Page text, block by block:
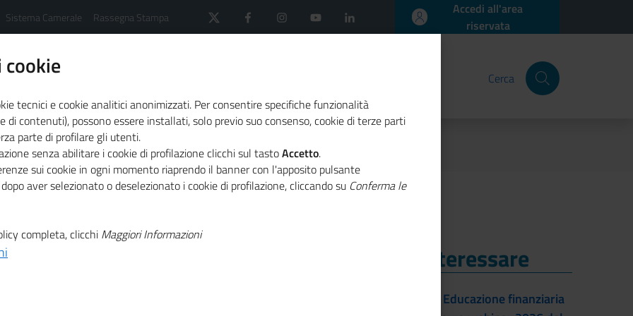
Sistema Camerale Rassegna Stampa
Accedi all'area
riservata
Cerca
sistema camerale Agenda Convegno "Le 'nuove' imprese sociali"
imprese
Ti Potrebbe Interessare
22/09/2026 - Educazione finanziaria
tecnici e cookie analitici anonimizzati. Per consentire specifiche funzionalità
di contenuti), possono essere installati, solo previo suo consenso, cookie di terze parti
parte di profilare gli utenti.
senza abilitare i cookie di profilazione clicchi sul tastoAccetto.
sui cookie in ogni momento riaprendo il banner con l'apposito pulsante
aver selezionato o deselezionato i cookie di profilazione, cliccando su Conferma le
completa, clicchi Maggiori Informazioni